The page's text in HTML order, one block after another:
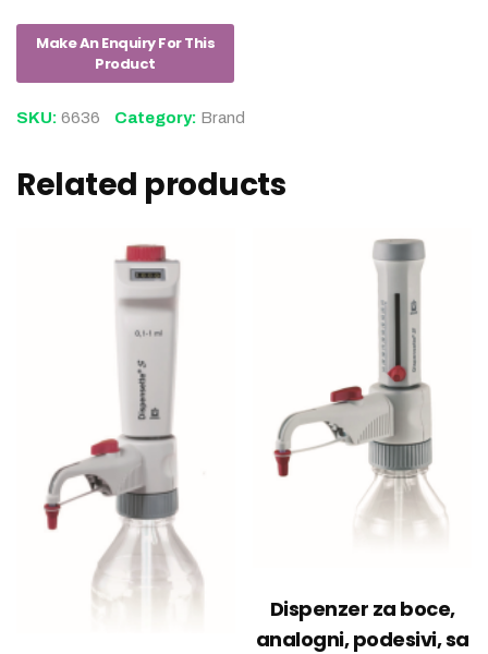
SKU: 6636 Category: Brand
Related products
Dispenzer za boce,
analogni, podesivi, sa